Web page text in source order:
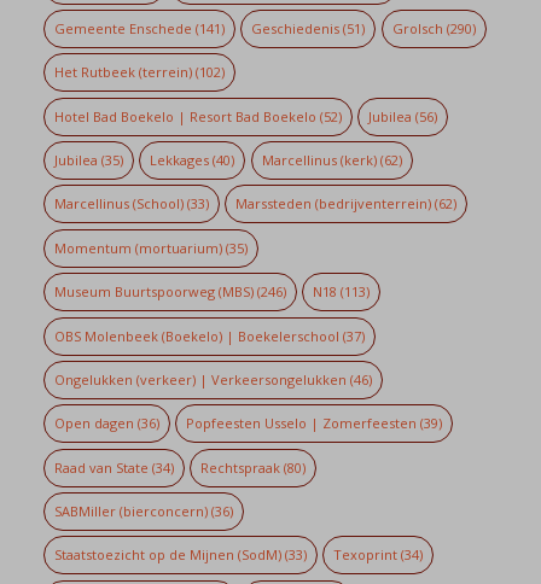
Gemeente Enschede (141) Geschiedenis (51) Grolsch (290)
Het Rutbeek (terrein)(102)
Hotel Bad Boekelo | Resort Bad Boekelo (52) Jubilea (56)
Jubilea (35) Lekkages (40) Marcellinus (kerk)(62)
Marcellinus (School)(33) Marssteden (bedrijventerrein) (62)
Momentum (mortuarium)(35)
Museum Buurtspoorweg (MBS)(246) N18 (113)
OBS Molenbeek (Boekelo) | Boekelerschool (37)
Ongelukken (verkeer) | Verkeersongelukken (46)
Open dagen (36) Popfeesten Usselo | Zomerfeesten (39)
Raad van State (34) Rechtspraak (80)
SABMiller (bierconcern)(36)
Staatstoezicht op de Mijnen (SodM)(33) Texoprint (34)